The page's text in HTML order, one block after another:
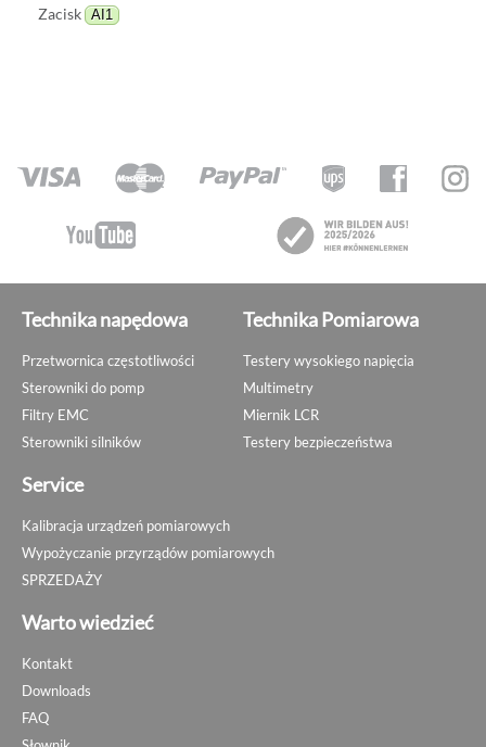
Zacisk AI1
Technika napędowa
Przetwornica częstotliwości
Sterowniki do pomp
Filtry EMC
Sterowniki silników
Technika Pomiarowa
Testery wysokiego napięcia
Multimetry
Miernik LCR
Testery bezpieczeństwa
Service
Kalibracja urządzeń pomiarowych
Wypożyczanie przyrządów pomiarowych
SPRZEDAŻY
Warto wiedzieć
Kontakt
Downloads
FAQ